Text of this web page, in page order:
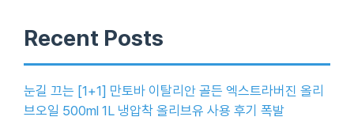
Recent Posts
눈길 끄는 [1+1] 만토바 이탈리안 골든 엑스트라버진 올리
브오일 500ml 1L 냉압착 올리브유 사용 후기 폭발